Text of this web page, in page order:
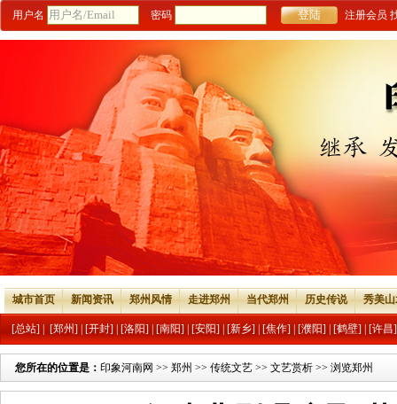
用户名 密码 注册会员
城市首页 新闻资讯 郑州风情 走进郑州 当代郑州 历史传说 秀美
[总站] [郑州] [开封] [洛阳] [南阳] [安阳] [新乡] [焦作] [濮阳] [鹤壁] [许昌]
您所在的位置是： 印象河南网 >> 郑州 >> 传统文艺 >> 文艺赏析 >> 浏览郑州